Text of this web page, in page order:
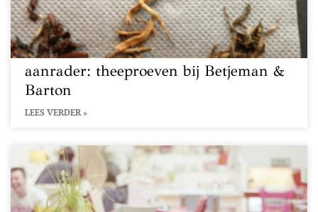
aanrader: theeproeven bij Betjeman &
Barton
LEES VERDER »